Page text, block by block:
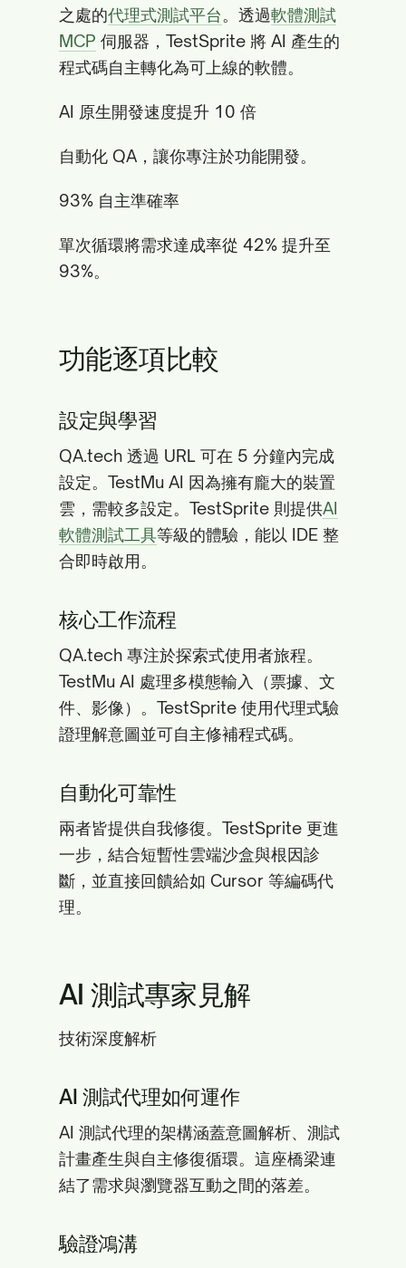
之處的代理式測試平台。透過軟體測試
MCP 伺服器，TestSprite 將 AI 產生的
程式碼自主轉化為可上線的軟體。
AI 原生開發速度提升 10 倍
自動化 QA，讓你專注於功能開發。
93% 自主準確率
單次循環將需求達成率從 42% 提升至
93%。
功能逐項比較
設定與學習
QA.tech 透過 URL 可在 5 分鐘內完成
設定。TestMu AI 因為擁有龐大的裝置
雲，需較多設定。TestSprite 則提供AI
軟體測試工具等級的體驗，能以 IDE 整
合即時啟用。
核心工作流程
QA.tech 專注於探索式使用者旅程。
TestMu AI 處理多模態輸入（票據、文
件、影像）。TestSprite 使用代理式驗
證理解意圖並可自主修補程式碼。
自動化可靠性
兩者皆提供自我修復。TestSprite 更進
一步，結合短暫性雲端沙盒與根因診
斷，並直接回饋給如 Cursor 等編碼代
理。
AI 測試專家見解
技術深度解析
AI 測試代理如何運作
AI 測試代理的架構涵蓋意圖解析、測試
計畫產生與自主修復循環。這座橋梁連
結了需求與瀏覽器互動之間的落差。
驗證鴻溝